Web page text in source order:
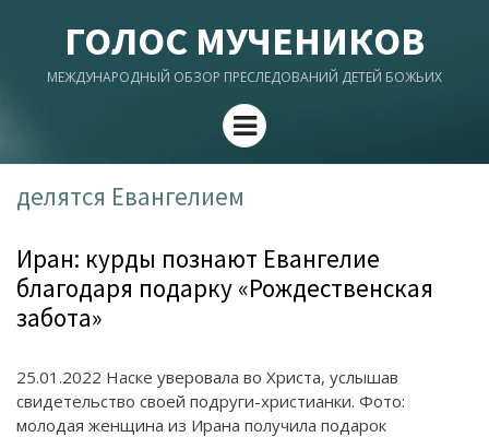
ГОЛОС МУЧЕНИКОВ
МЕЖДУНАРОДНЫЙ ОБЗОР ПРЕСЛЕДОВАНИЙ ДЕТЕЙ БОЖЬИХ
Menu
делятся Евангелием
Иран: курды познают Евангелие
благодаря подарку «Рождественская
забота»
25.01.2022 Наске уверовала во Христа, услышав
свидетельство своей подруги-христианки. Фото:
молодая женщина из Ирана получила подарок